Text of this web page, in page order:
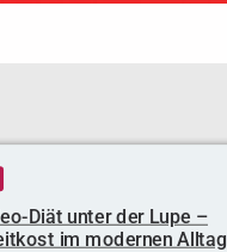
Diät unter der Lupe –
im modernen Alltag